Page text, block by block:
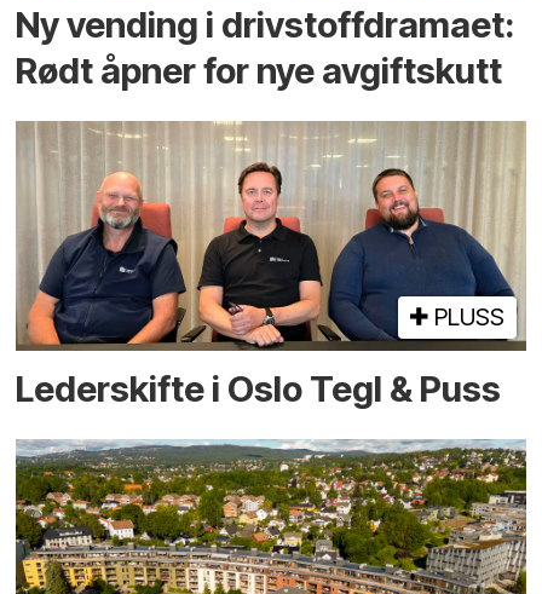
Ny vending i drivstoffdramaet:
Rødt åpner for nye avgiftskutt
PLUSS
Lederskifte i Oslo Tegl & Puss